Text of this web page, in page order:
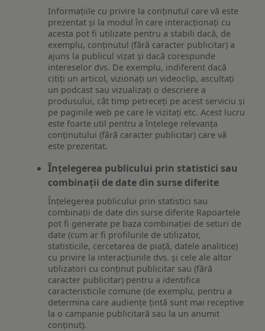
Informațiile cu privire la conținutul care vă este
prezentat și la modul în care interacționați cu
acesta pot fi utilizate pentru a stabili dacă, de
exemplu, conținutul (fără caracter publicitar) a
ajuns la publicul vizat și dacă corespunde
intereselor dvs. De exemplu, indiferent dacă
citiți un articol, vizionați un videoclip, ascultați
un podcast sau vizualizați o descriere a
produsului, cât timp petreceți pe acest serviciu și
pe paginile web pe care le vizitați etc. Acest lucru
este foarte util pentru a înțelege relevanța
conținutului (fără caracter publicitar) care vă
este prezentat.
Înțelegerea publicului prin statistici sau
combinații de date din surse diferite
Înțelegerea publicului prin statistici sau
combinații de date din surse diferite Rapoartele
pot fi generate pe baza combinației de seturi de
date (cum ar fi profilurile de utilizator,
statisticile, cercetarea de piață, datele analitice)
cu privire la interacțiunile dvs. și cele ale altor
utilizatori cu conținut publicitar sau (fără
caracter publicitar) pentru a identifica
caracteristicile comune (de exemplu, pentru a
determina care audiențe țintă sunt mai receptive
la o campanie publicitară sau la un anumit
conținut).